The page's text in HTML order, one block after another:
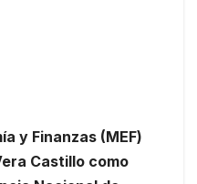
y Finanzas (MEF)
Castillo como